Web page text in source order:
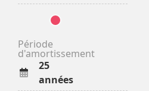
Période
d'amortissement
25
années